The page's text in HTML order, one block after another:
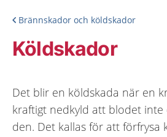
Brännskador och köldskador
Köldskador
Det blir en köldskada när en
kraftigt nedkyld att blodet
den. Det kallas för att förfrysa